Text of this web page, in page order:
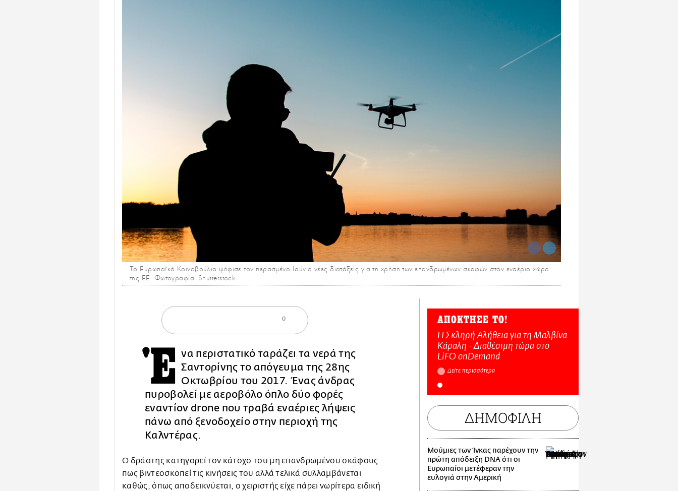
Tο Ευρωπαϊκό Κοινοβούλιο ψήφισε τον περασμένο Ιούνιο νέες διατάξεις για τη χρήση των επανδρωμένων σκαφών στον εναέριο χώρο
της ΕΕ. Φωτογραφία: Shutterstock
0
Έ να περιστατικό ταράζει τα νερά της
Σαντορίνης το απόγευμα της 28ης
Οκτωβρίου του 2017. Ένας άνδρας
πυροβολεί με αεροβόλο όπλο δύο φορές
εναντίον drone που τραβά εναέριες λήψεις
πάνω από ξενοδοχείο στην περιοχή της
Καλντέρας.
Ο δράστης κατηγορεί τον κάτοχο του μη επανδρωμένου σκάφους
πως βιντεοσκοπεί τις κινήσεις του αλλά τελικά συλλαμβάνεται
καθώς, όπως αποδεικνύεται, ο χειριστής είχε πάρει νωρίτερα ειδική
ΑΠΟΚΤΗΣΕ ΤΟ!
Η Σκληρή Αλήθεια για τη Μαλβίνα
Κάραλη - Διαθέσιμη τώρα στo
LiFO onDemand
Δείτε περισσότερα
ΔΗΜΟΦΙΛΗ
Μούμιες των Ίνκας παρέχουν την
πρώτη απόδειξη DNA ότι οι
Ευρωπαίοι μετέφεραν την
ευλογιά στην Αμερική